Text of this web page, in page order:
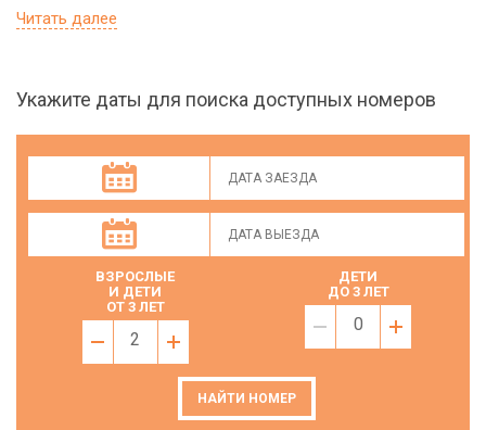
Читать далее
Укажите даты для поиска доступных номеров
ВЗРОСЛЫЕ
И ДЕТИ
ОТ 3 ЛЕТ
2
ДЕТИ
ДО 3 ЛЕТ
0
НАЙТИ НОМЕР